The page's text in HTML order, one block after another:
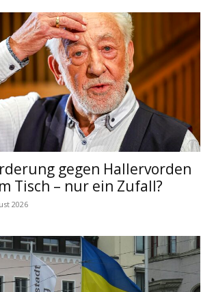
gegen Hallervorden
Tisch – nur ein Zufall?
2026